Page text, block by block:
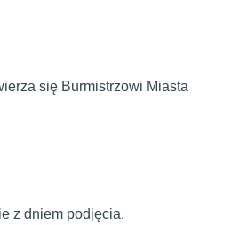
się Burmistrzowi Miasta
z dniem podjęcia.